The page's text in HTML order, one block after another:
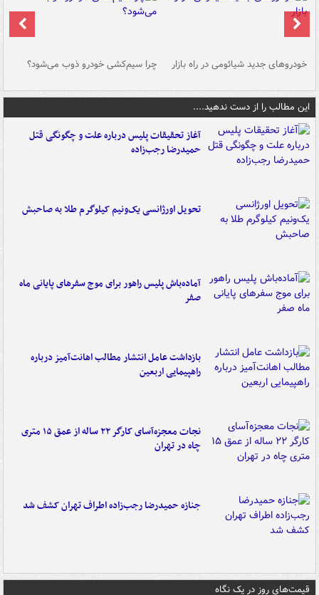
خودروهای جدید شیائومی در راه بازار چرا سیم‌کشی خودرو ذوب می‌شود؟
این مطالب را از دست ندهید....
آغاز تحقیقات پلیس درباره علت و چگونگی قتل
حمیدرضا رجب‌زاده
تحویل اورژانسی یک‌ونیم کیلوگرم طلا به صاحبش
آماده‌باش پلیس راهور برای موج سفرهای پایانی ماه
صفر
بازداشت عامل انتشار مطالب اهانت‌آمیز درباره
راهپیمایی اربعین
نجات معجزه‌آسای کارگر ۲۲ ساله از عمق ۱۵ متری
چاه در تهران
جنازه حمیدرضا رجب‌زاده اطراف تهران کشف شد
قیمت‌های روز در یک نگاه